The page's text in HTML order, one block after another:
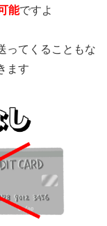
能ですよ
ってくることもな
ます